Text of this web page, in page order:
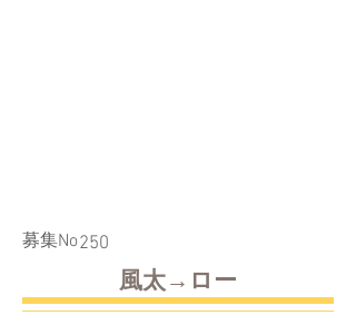
​募集No250
風太→ロー